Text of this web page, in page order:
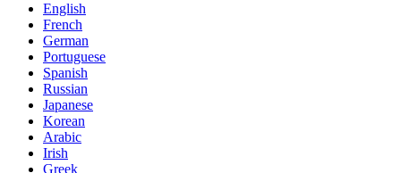
English
French
German
Portuguese
Spanish
Russian
Japanese
Korean
Arabic
Irish
Greek